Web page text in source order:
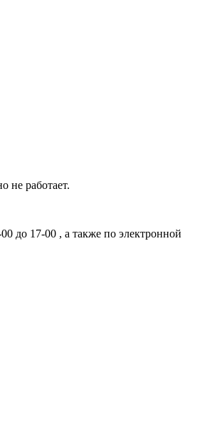
не работает.
до 17-00 , а также по электронной